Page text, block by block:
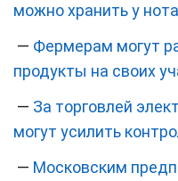
можно хранить у
— Фермерам могут
продукты на своих
— За торговлей
могут усилить
— Московским